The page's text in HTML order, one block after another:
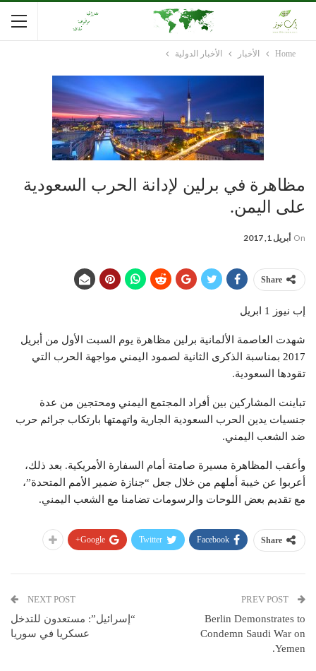
Home الأخبار الأخبار الدولية
مظاهرة في برلين لإدانة الحرب السعودية
على اليمن.
On أبريل 1, 2017
Share
إب نيوز 1 ابريل
شهدت العاصمة الألمانية برلين مظاهرة يوم السبت الأول من أبريل
2017 بمناسبة الذكرى الثانية لصمود اليمني مواجهة الحرب التي
تقودها السعودية.
تباينت المشاركين بين أفراد المجتمع اليمني ومحتجين من عدة
جنسيات يدين الحرب السعودية الجارية واتهمتها بارتكاب جرائم حرب
ضد الشعب اليمني.
وأعقب المظاهرة مسيرة صامتة أمام السفارة الأمريكية. بعد ذلك،
أعربوا عن خيبة أملهم من خلال جعل “جنازة ضمير الأمم المتحدة”،
مع تقديم بعض اللوحات والرسومات تضامنا مع الشعب اليمني.
Share
Facebook
Twitter
Google+
Berlin Demonstrates to
Condemn Saudi War on
Yemen.
NEXT POST
“إسرائيل”: مستعدون للتدخل
عسكريا في سوريا